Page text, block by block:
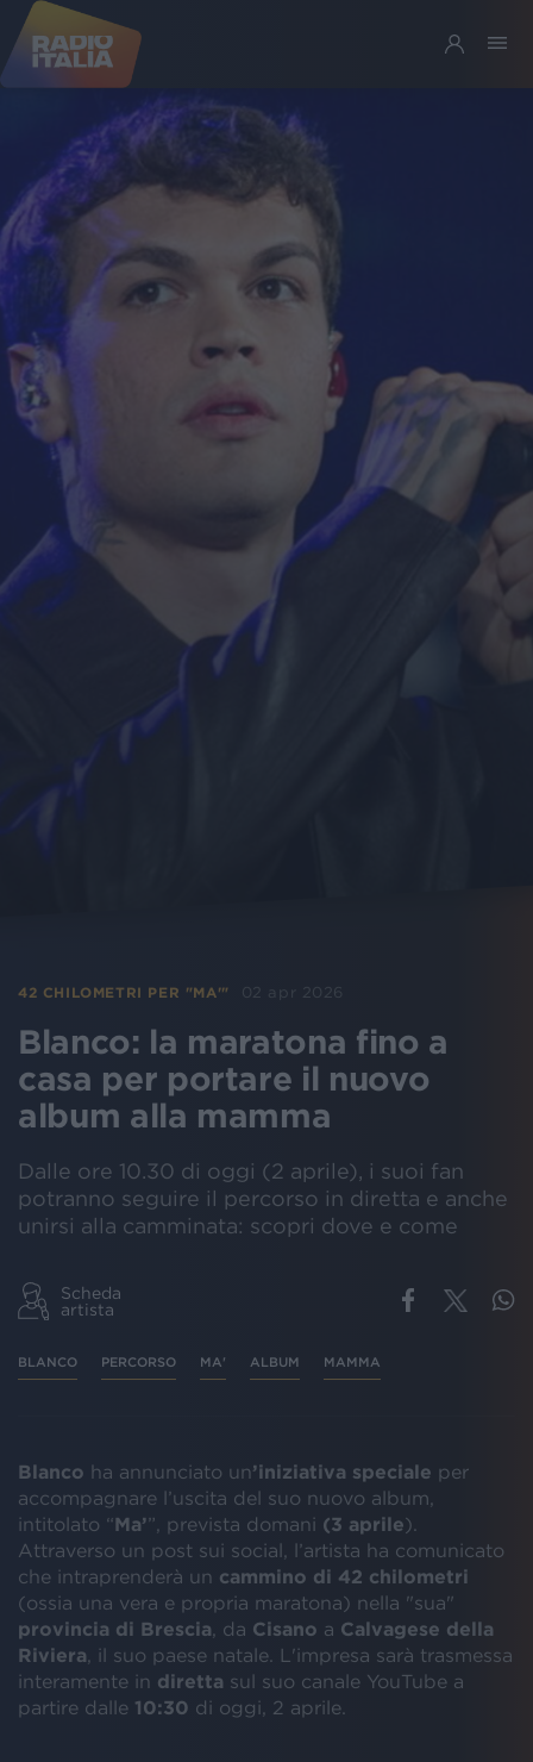
42 CHILOMETRI PER "MA'" 02 apr 2026
Blanco: la maratona fino a
casa per portare il nuovo
album alla mamma
Dalle ore 10.30 di oggi (2 aprile), i suoi fan
potranno seguire il percorso in diretta e anche
unirsi alla camminata: scopri dove e come
Scheda
artista
BLANCO PERCORSO MA' ALBUM MAMMA
Blanco ha annunciato un’iniziativa speciale per
accompagnare l’uscita del suo nuovo album,
intitolato “Ma’”, prevista domani (3 aprile).
Attraverso un post sui social, l’artista ha comunicato
che intraprenderà un cammino di 42 chilometri
(ossia una vera e propria maratona) nella "sua"
provincia di Brescia , da Cisano a Calvagese della
Riviera , il suo paese natale. L'impresa sarà trasmessa
interamente in diretta sul suo canale YouTube a
partire dalle 10:30 di oggi, 2 aprile.